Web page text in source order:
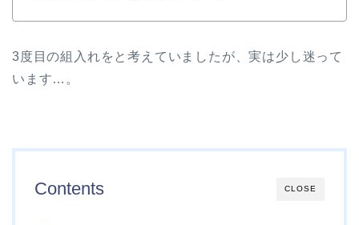
3度目の組入れをと考えていましたが、実は少し迷って
います…。
CLOSE
Contents